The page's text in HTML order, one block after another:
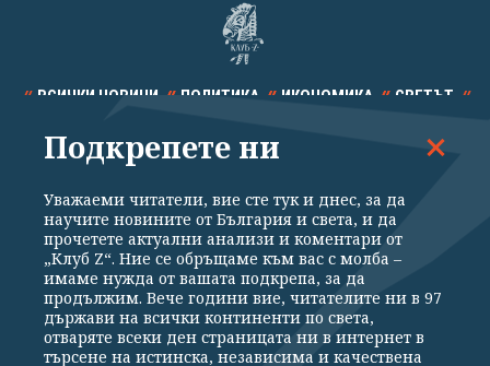
ВСИЧКИ НОВИНИ ПОЛИТИКА ИКОНОМИКА СВЕТЪТ
СПОРТ КУЛТУРА ТЕХНОЛОГИИ КАЛЕЙДОСКОП
Общи условия
Политика за поверителност
Реклама
Партньори Контакти
За Клуб Z
Подкрепете ни
Уважаеми читатели, вие сте тук и днес, за да
научите новините от България и света, и да
прочетете актуални анализи и коментари от
„Клуб Z“. Ние се обръщаме към вас с молба –
имаме нужда от вашата подкрепа, за да
продължим. Вече години вие, читателите ни в 97
държави на всички континенти по света,
отваряте всеки ден страницата ни в интернет в
търсене на истинска, независима и качествена